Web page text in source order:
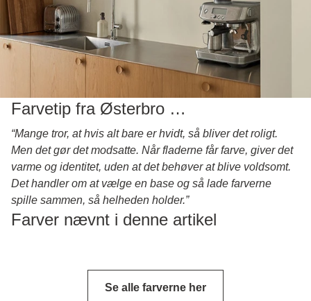
Farvetip fra Østerbro …
“Mange tror, at hvis alt bare er hvidt, så bliver det roligt.
Men det gør det modsatte. Når fladerne får farve, giver det
varme og identitet, uden at det behøver at blive voldsomt.
Det handler om at vælge en base og så lade farverne
spille sammen, så helheden holder.”
Farver nævnt i denne artikel
Se alle farverne her